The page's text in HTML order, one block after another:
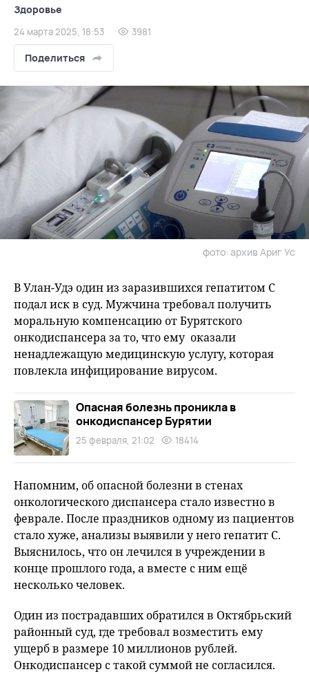
Здоровье
24 марта 2025, 18:53 3981
Поделиться
фото: архив Ариг Ус
В Улан-Удэ один из заразившихся гепатитом С
подал иск в суд. Мужчина требовал получить
моральную компенсацию от Бурятского
онкодиспансера за то, что ему оказали
ненадлежащую медицинскую услугу, которая
повлекла инфицирование вирусом.
Опасная болезнь проникла в
онкодиспансер Бурятии
25 февраля, 21:02 18414
Напомним, об опасной болезни в стенах
онкологического диспансера стало известно в
феврале. После праздников одному из пациентов
стало хуже, анализы выявили у него гепатит С.
Выяснилось, что он лечился в учреждении в
конце прошлого года, а вместе с ним ещё
несколько человек.
Один из пострадавших обратился в Октябрьский
районный суд, где требовал возместить ему
ущерб в размере 10 миллионов рублей.
Онкодиспансер с такой суммой не согласился.